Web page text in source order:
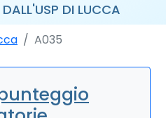
DI LUCCA
A035